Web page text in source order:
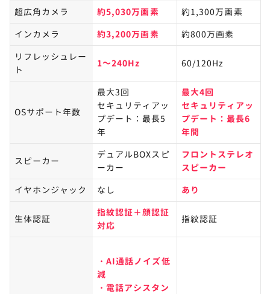
超広角カメラ
約5,030万画素
約1,300万画素
インカメラ
約3,200万画素​
約800万画素
リフレッシュレー
ト
1～240Hz 60/120Hz
OSサポート年数
最大3回
セキュリティアッ
プデート：最長5
年
最大4回
セキュリティアッ
プデート：最長6
年間
スピーカー
デュアルBOXスピ
ーカー
フロントステレオ
スピーカー
イヤホンジャック
なし あり
生体認証
指紋認証＋顔認証
対応​
指紋認証
・AI通話ノイズ低
減
・電話アシスタン